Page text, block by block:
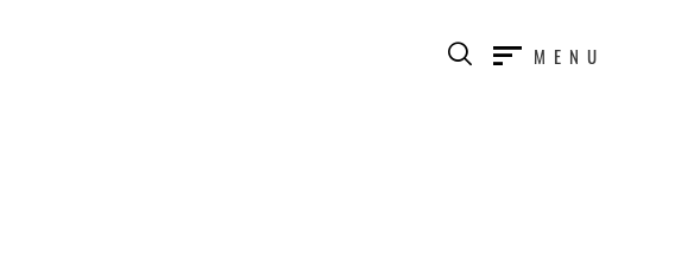
MENU